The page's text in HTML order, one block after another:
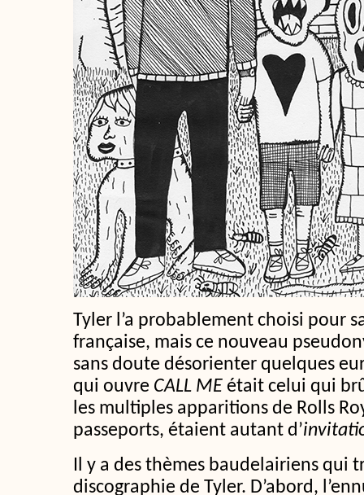
Tyler l’a probablement choisi pour
française, mais ce nouveau
sans doute désorienter quelques
qui ouvre CALL ME était celui qui
les multiples apparitions de Rolls
passeports, étaient autant d’
Il y a des thèmes baudelairiens qui
discographie de Tyler. D’abord,